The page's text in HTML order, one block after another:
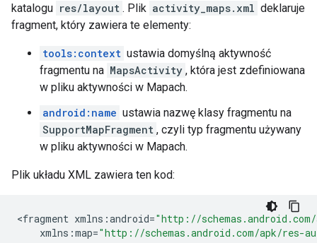
katalogu res/layout . Plik activity_maps.xml deklaruje
fragment, który zawiera te elementy:
tools:context ustawia domyślną aktywność
fragmentu na MapsActivity , która jest zdefiniowana
w pliku aktywności w Mapach.
android:name ustawia nazwę klasy fragmentu na
SupportMapFragment , czyli typ fragmentu używany
w pliku aktywności w Mapach.
Plik układu XML zawiera ten kod:
<fragment xmlns :android="http://
xmlns :map="http://schemas.android.com/apk/res-